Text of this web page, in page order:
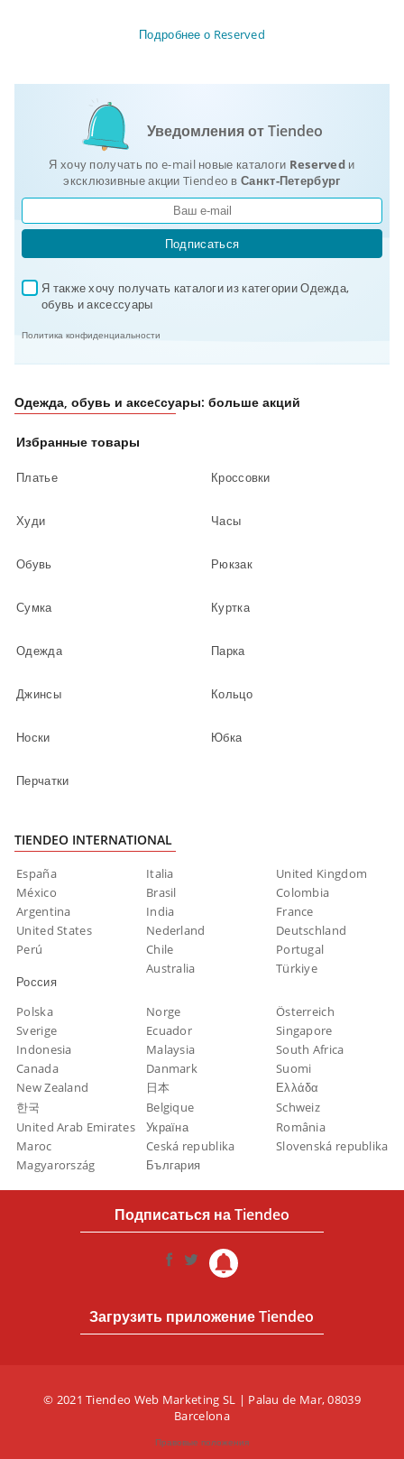
Подробнее о Reserved
Уведомления от Tiendeo
Я хочу получать по e-mail новые каталоги Reserved и
эксклюзивные акции Tiendeo вСанкт-Петербург
Подписаться
Я также хочу получать каталоги из категории Одежда,
обувь и аксеcсуары
Политика конфиденциальности
Одежда, обувь и аксеcсуары: больше акций
Избранные товары
Платье Кроссовки
Худи Часы
Обувь Рюкзак
Сумка Куртка
Одежда Парка
Джинсы Кольцо
Носки Юбка
Перчатки
TIENDEO INTERNATIONAL
España Italia
United Kingdom
México
Brasil
Colombia
Argentina
India
France
United States
Nederland
Deutschland
Perú
Chile
Portugal
Россия
Australia Türkiye
Polska Norge
Österreich
Sverige
Ecuador
Singapore
Indonesia
Malaysia
South Africa
Canada
Danmark
Suomi
New Zealand
日本
Ελλάδα
한국
Belgique
Schweiz
United Arab Emirates
Україна
România
Maroc
Ceská republika
Slovenská republika
Magyarország
България
Подписаться на Tiendeo
Загрузить приложение Tiendeo
© 2021 Tiendeo Web Marketing SL | Palau de Mar, 08039
Barcelona
Правовые положения